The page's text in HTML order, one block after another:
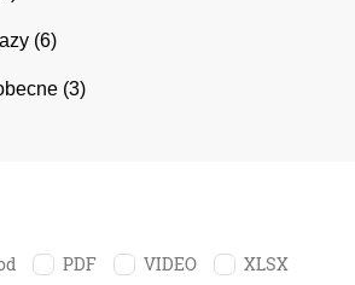
(6)
(3)
PDF VIDEO XLSX